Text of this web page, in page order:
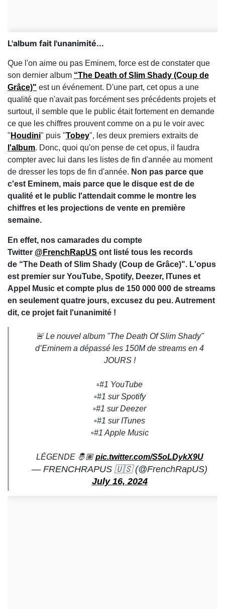
L'album fait l'unanimité...
Que l'on aime ou pas Eminem, force est de constater que
son dernier album “The Death of Slim Shady (Coup de
Grâce)" est un événement. D'une part, cet opus a une
qualité que n'avait pas forcément ses précédents projets et
surtout, il semble que le public était fortement en demande
ce que les chiffres prouvent comme on a pu le voir avec
" Houdini" puis "Tobey", les deux premiers extraits de
l'album. Donc, quoi qu'on pense de cet opus, il faudra
compter avec lui dans les listes de fin d'année au moment
de dresser les tops de fin d'année. Non pas parce que
c'est Eminem, mais parce que le disque est de de
qualité et le public l'attendait comme le montre les
chiffres et les projections de vente en première
semaine.
En effet, nos camarades du compte
Twitter @FrenchRapUS ont listé tous les records
de “The Death of Slim Shady (Coup de Grâce)". L'opus
est premier sur YouTube, Spotify, Deezer, ITunes et
Appel Music et compte plus de 150 000 000 de streams
en seulement quatre jours, excusez du peu. Autrement
dit, ce projet fait l'unanimité !
🚨 Le nouvel album "The Death Of Slim Shady"
d’Eminem a dépassé les 150M de streams en 4
JOURS !
▫️#1 YouTube
▫️#1 sur Spotify
▫️#1 sur Deezer
▫️#1 sur ITunes
▫️#1 Apple Music
LÉGENDE 🤴🏽pic.twitter.com/S5oLDykX9U
— FRENCHRAPUS 🇺🇸 (@FrenchRapUS)
July 16, 2024